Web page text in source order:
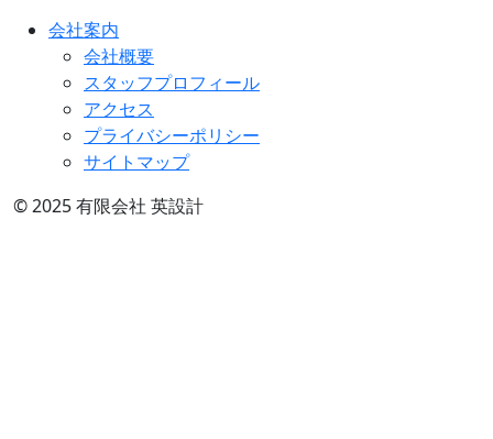
会社案内
会社概要
スタッフプロフィール
アクセス
プライバシーポリシー
サイトマップ
© 2025 有限会社 英設計